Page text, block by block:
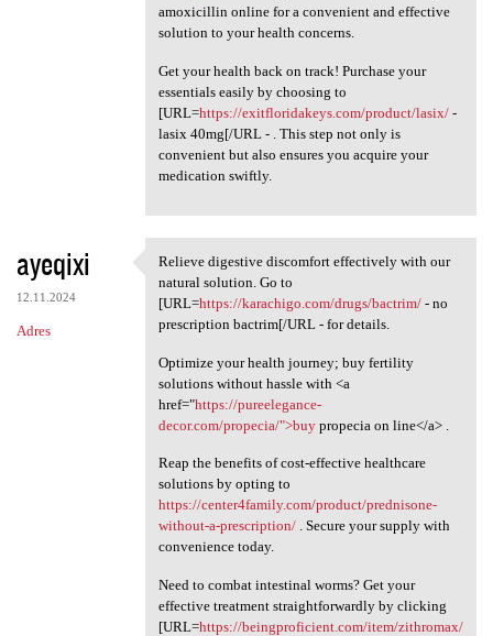
amoxicillin online for a convenient and effective
solution to your health concerns.
Get your health back on track! Purchase your
essentials easily by choosing to
[URL=https://exitfloridakeys.com/product/lasix/-
lasix 40mg[/URL - . This step not only is
convenient but also ensures you acquire your
medication swiftly.
ayeqixi
12.11.2024
Adres
Relieve digestive discomfort
Relieve digestive discomfort effectively with our
natural solution. Go to
[URL=https://karachigo.com/drugs/bactrim/- no
prescription bactrim[/URL - for details.
Optimize your health journey; buy fertility
solutions without hassle with <a
href="https://pureelegance-
decor.com/propecia/">buypropecia on line</a> .
Reap the benefits of cost-effective healthcare
solutions by opting to
https://center4family.com/product/prednisone-
without-a-prescription/. Secure your supply with
convenience today.
Need to combat intestinal worms? Get your
effective treatment straightforwardly by clicking
[URL=https://beingproficient.com/item/zithromax/